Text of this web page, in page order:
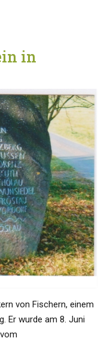
in
von Fischern, einem
Er wurde am 8. Juni